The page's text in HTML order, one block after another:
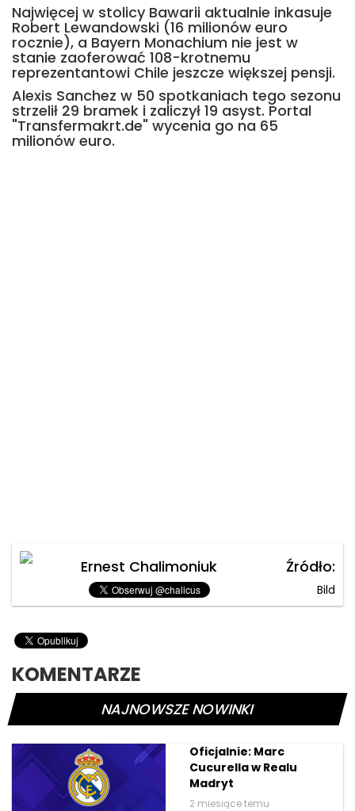
Najwięcej w stolicy Bawarii aktualnie inkasuje
Robert Lewandowski (16 milionów euro
rocznie), a Bayern Monachium nie jest w
stanie zaoferować 108-krotnemu
reprezentantowi Chile jeszcze większej pensji.
Alexis Sanchez w 50 spotkaniach tego sezonu
strzelił 29 bramek i zaliczył 19 asyst. Portal
"Transfermakrt.de" wycenia go na 65
milionów euro.
Ernest Chalimoniuk Źródło:
Bild
KOMENTARZE
NAJNOWSZE NOWINKI
Oficjalnie: Marc
Cucurella w Realu
Madryt
2 miesiące temu